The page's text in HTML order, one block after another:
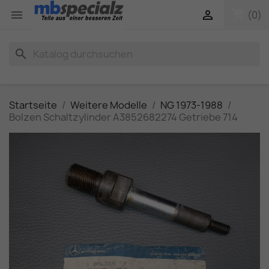
 (0)

search
Startseite Weitere Modelle
NG 1973-1988
Bolzen Schaltzylinder A3852682274 Getriebe 714